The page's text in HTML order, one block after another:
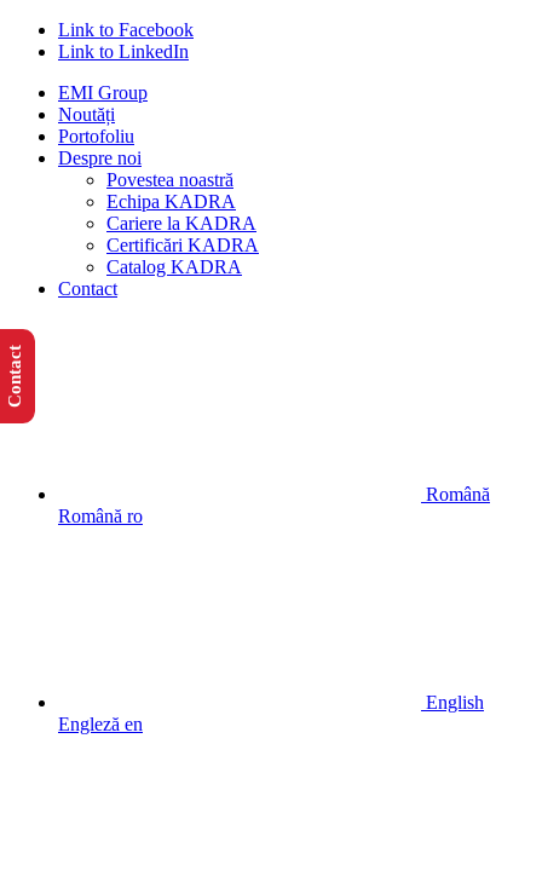
Link to Facebook
Link to LinkedIn
EMI Group
Noutăți
Portofoliu
Despre noi
Povestea noastră
Echipa KADRA
Cariere la KADRA
Certificări KADRA
Catalog KADRA
Contact
Română
Română ro
English
Engleză en
Contact